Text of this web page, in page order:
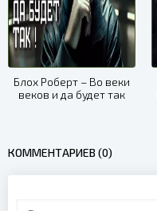
Блох Роберт – Во веки
веков и да будет так
КОММЕНТАРИЕВ (0)